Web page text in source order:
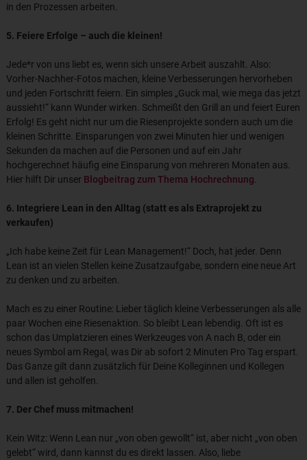
in den Prozessen arbeiten.
5. Feiere Erfolge – auch die kleinen!
Jede*r von uns liebt es, wenn sich unsere Arbeit auszahlt. Also:
Vorher-Nachher-Fotos machen, kleine Verbesserungen hervorheben
und jeden Fortschritt feiern. Ein simples „Guck mal, wie mega das jetzt
aussieht!“ kann Wunder wirken. Schmeißt den Grill an und feiert Euren
Erfolg! Es geht nicht nur um die Riesenprojekte sondern auch um die
kleinen Schritte. Einsparungen von zwei Minuten hier und wenigen
Sekunden da machen auf die Personen und auf ein Jahr
hochgerechnet häufig eine Einsparung von mehreren Monaten aus.
Hier hilft Dir unser Blogbeitrag zum Thema Hochrechnung
6. Integriere Lean in den Alltag (statt es als Extraprojekt zu
verkaufen)
„Ich habe keine Zeit für Lean Management!“ Doch, hat jeder. Denn
Lean ist an vielen Stellen keine Zusatzaufgabe, sondern eine neue Art
zu denken und zu arbeiten.
Mach es zu einer Routine: Lieber täglich kleine Verbesserungen als alle
paar Wochen eine Riesenaktion. So bleibt Lean lebendig. Oft ist es
schon das Umplatzieren eines Werkzeuges von A nach B, oder ein
neues Symbol am Regal, was Dir ab sofort 2 Minuten Pro Tag erspart.
Das Ganze gilt dann zusätzlich für Deine Kolleginnen und Kollegen
und allen ist geholfen.
7. Der Chef muss mitmachen!
Kein Witz: Wenn Lean nur „von oben gewollt“ ist, aber nicht „von oben
gelebt“ wird, dann kannst du es direkt lassen. Also, liebe